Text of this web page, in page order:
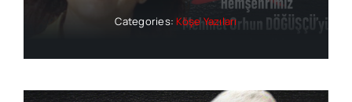
Categories: Köşe Yazıları